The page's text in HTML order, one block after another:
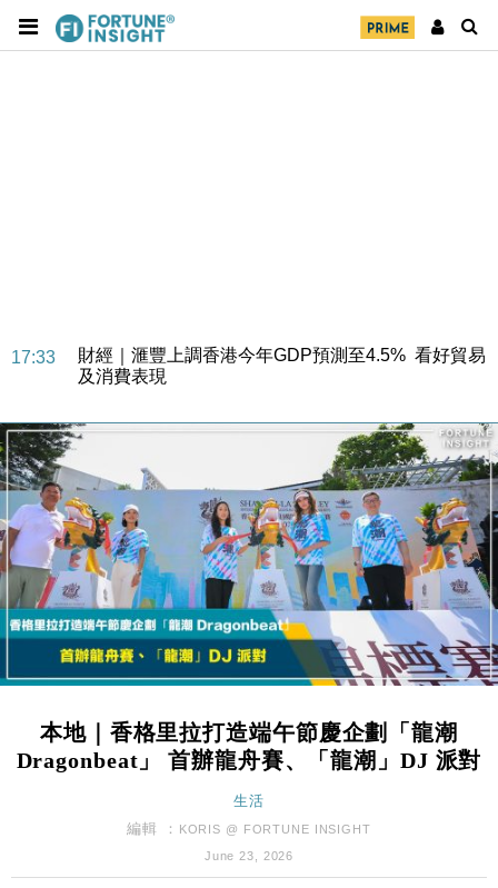
17:33
財經｜滙豐上調香港今年GDP預測至4.5% 看好貿易
及消費表現
損失近6900萬元
16:05
財經｜日經失守6.5萬點後回穩 全周仍升近2%
15:47
財經｜恒隆10月換帥 玩具「反」斗城亞洲CEO蔡德
粦接任
15:11
財經｜韓股反覆波動收跌 連挫7周創逾3年最長跌勢
13:44
財經｜內地7月美元計價出口增近24%勝預期 貿易順
差達1125億美元
12:44
財經｜日本春季三度入市撐日圓 4月單日斥6.28萬億
11:12
國際｜特朗普料美伊戰事快結束 承認部分彈藥庫存緊
張
財經｜SA售股自救後再出手 斥4億美元押注未上市公
財經｜華僑銀行上半年淨利創新高 中期息增15%至
47仙
本地｜香格里拉打造端午節慶企劃「龍潮
Dragonbeat」 首辦龍舟賽、「龍潮」DJ 派對
生活
編輯 ：
KORIS @ FORTUNE INSIGHT
June 23, 2026